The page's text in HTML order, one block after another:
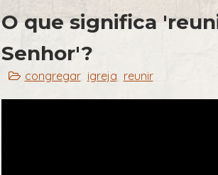
O que significa
Senhor'?
congregar, igreja reunir